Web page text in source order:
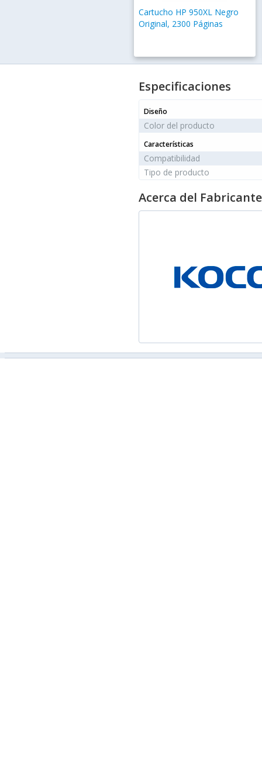
Cartucho HP 950XL Negro
Original, 2300 Páginas
Especificaciones
Diseño
Color del producto
Características
Compatibilidad
Tipo de producto
Acerca del Fabricante